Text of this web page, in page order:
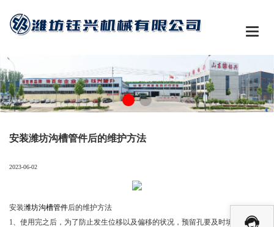

安装潍坊沟槽管件后的维护方法
2023-06-02
安装潍坊沟槽管件后的维护方法
1、使用完之后，为了防止发生位移以及偏移的状况，预留孔要及时填充；